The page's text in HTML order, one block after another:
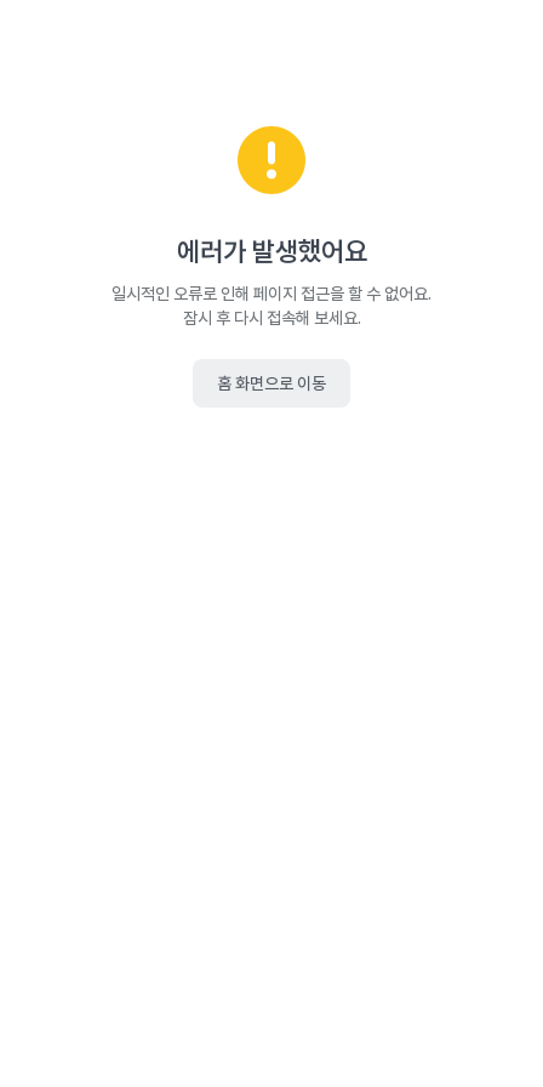
에러가 발생했어요
일시적인 오류로 인해 페이지 접근을 할 수 없어요.
잠시 후 다시 접속해 보세요.
홈 화면으로 이동